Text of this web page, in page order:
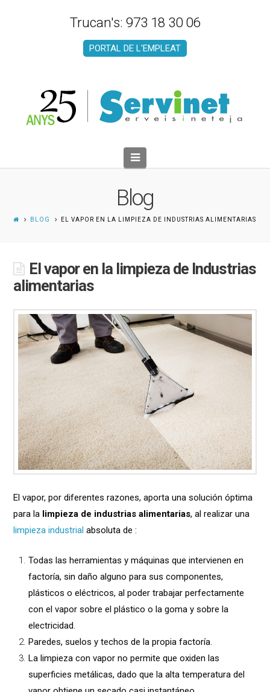
Trucan's: 973 18 30 06
PORTAL DE L'EMPLEAT
Navigation
Blog
BLOG EL VAPOR EN LA LIMPIEZA DE INDUSTRIAS ALIMENTARIAS
El vapor en la limpieza de Industrias
alimentarias
El vapor, por diferentes razones, aporta una solución óptima
para la limpieza de industrias alimentarias, al realizar una
limpieza industrial absoluta de :
Todas las herramientas y máquinas que intervienen en
factoría, sin daño alguno para sus componentes,
plásticos o eléctricos, al poder trabajar perfectamente
con el vapor sobre el plástico o la goma y sobre la
electricidad.
Paredes, suelos y techos de la propia factoría.
La limpieza con vapor no permite que oxiden las
superficies metálicas, dado que la alta temperatura del